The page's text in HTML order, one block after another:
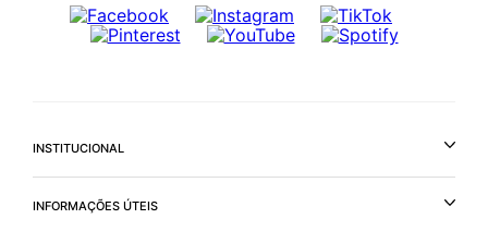
INSTITUCIONAL
INFORMAÇÕES ÚTEIS